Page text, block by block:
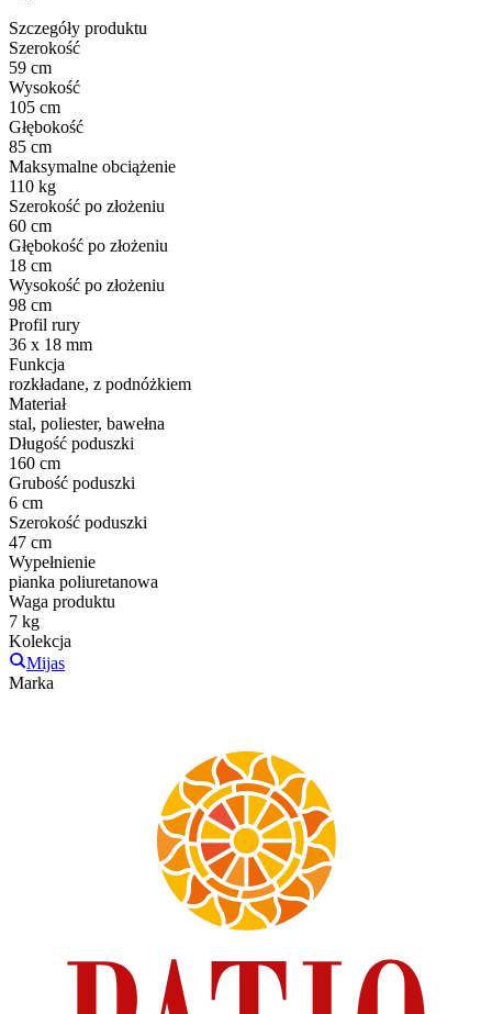
Szczegóły produktu
Szerokość
59 cm
Wysokość
105 cm
Głębokość
85 cm
Maksymalne obciążenie
110 kg
Szerokość po złożeniu
60 cm
Głębokość po złożeniu
18 cm
Wysokość po złożeniu
98 cm
Profil rury
36 x 18 mm
Funkcja
rozkładane, z podnóżkiem
Materiał
stal, poliester, bawełna
Długość poduszki
160 cm
Grubość poduszki
6 cm
Szerokość poduszki
47 cm
Wypełnienie
pianka poliuretanowa
Waga produktu
7 kg
Kolekcja
Mijas
Marka